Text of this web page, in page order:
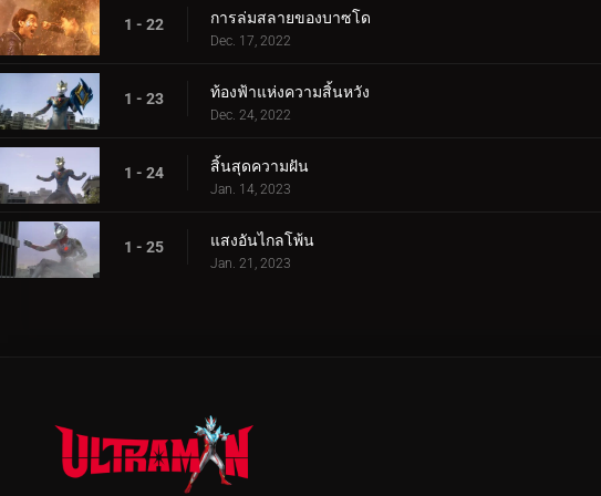
1 - 22 การล่มสลายของบาซโด
Dec. 17, 2022
1 - 23 ท้องฟ้าแห่งความสิ้นหวัง
Dec. 24, 2022
1 - 24 สิ้นสุดความฝัน
Jan. 14, 2023
1 - 25 แสงอันไกลโพ้น
Jan. 21, 2023